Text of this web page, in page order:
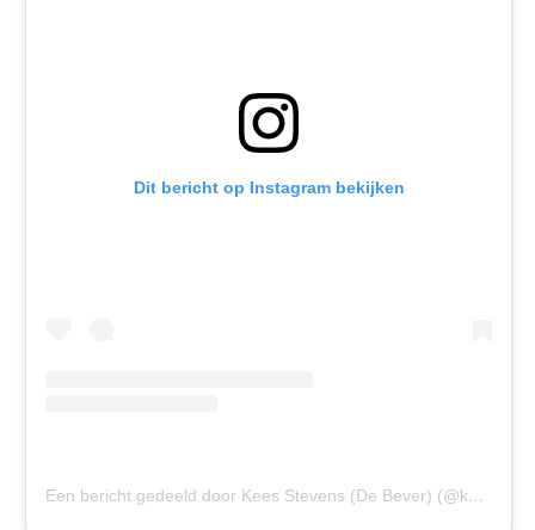
Dit bericht op Instagram bekijken
Een bericht gedeeld door Kees Stevens (De Bever) (@kees_de_bevers)